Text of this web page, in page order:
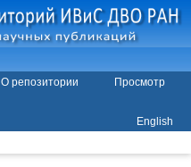
О репозитории
Просмотр
English